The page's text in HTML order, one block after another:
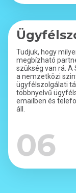
Tudjuk, hogy
megbízható
szükség van rá. A
a nemzetközi
ügyfélszolgálati
többnyelvű
emailben és
áll.
06